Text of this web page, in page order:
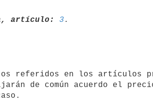
artículo: 3
de común acuerdo el